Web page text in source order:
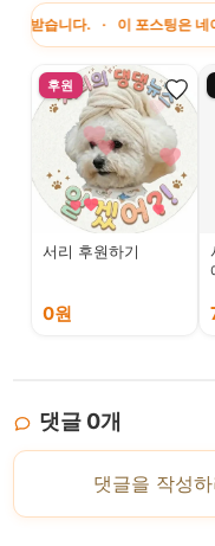
이 포스팅은 네이버 쇼핑
후원
서리 후원하기
0원
댓글 0개
댓글을 작성